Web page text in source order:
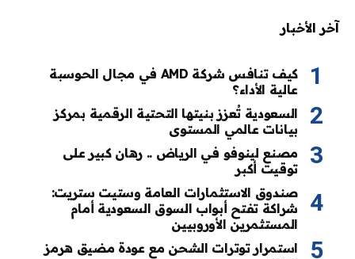
آخر الأخبار
كيف تنافس شركة AMD في مجال الحوسبة
عالية الأداء؟
السعودية تُعزز بنيتها التحتية الرقمية بمركز
بيانات عالمي المستوى
مصنع لينوفو في الرياض .. رهان كبير على
توقيت أكبر
صندوق الاستثمارات العامة وستيت ستريت:
شراكة تفتح أبواب السوق السعودية أمام
المستثمرين الأوروبيين
استمرار توترات الشحن مع عودة مضيق هرمز